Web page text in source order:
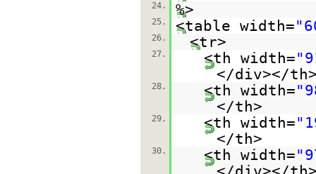
24.
%>
25. <table width=
26. <tr>
27. <th width=
</div></
28. <th width=
</th>
29. <th width=
</th>
30. <th width=